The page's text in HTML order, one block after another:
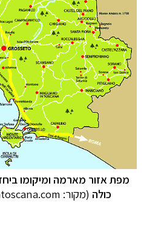
מפת אזור מארמה ומיקומו
כולה (מקור: